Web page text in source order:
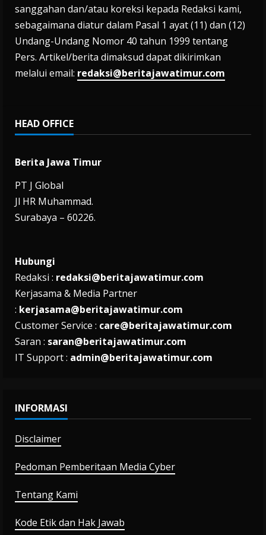
sanggahan dan/atau koreksi kepada Redaksi kami,
sebagaimana diatur dalam Pasal 1 ayat (11) dan (12)
Undang-Undang Nomor 40 tahun 1999 tentang
Pers. Artikel/berita dimaksud dapat dikirimkan
melalui email: redaksi@beritajawatimur.com
HEAD OFFICE
Berita Jawa Timur
PT J Global
Jl HR Muhammad.
Surabaya – 60226.
Hubungi
Redaksi : redaksi@beritajawatimur.com
Kerjasama & Media Partner
: kerjasama@beritajawatimur.com
Customer Service : care@beritajawatimur.com
Saran : saran@beritajawatimur.com
IT Support : admin@beritajawatimur.com
INFORMASI
Disclaimer
Pedoman Pemberitaan Media Cyber
Tentang Kami
Kode Etik dan Hak Jawab